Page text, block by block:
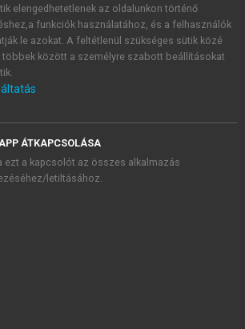
feltételeket, valamint a szotar.netés a
licencszerződéseiben foglaltakat
és elfogadom.
KIPRÓBÁLOM
elengedhetetlenek az oldalunkon történő
funkciók használatához, és a felhasználók
le azokat. A feltétlenül szükséges sütik közé
többek között a személyre szabott beállításokat
ÁTKAPCSOLÁSA
ezt a kapcsolót az összes alkalmazás
letiltásához.